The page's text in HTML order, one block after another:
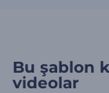
Bu şablon
videolar